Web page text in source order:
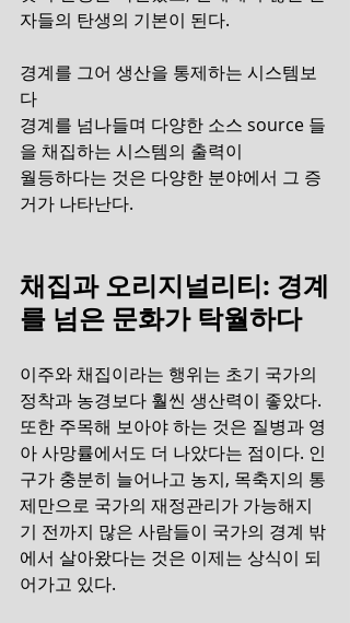
자들의 탄생의 기본이 된다.
경계를 그어 생산을 통제하는 시스템보
다
경계를 넘나들며 다양한 소스 source 들
을 채집하는 시스템의 출력이
월등하다는 것은 다양한 분야에서 그 증
거가 나타난다.
채집과 오리지널리티: 경계
를 넘은 문화가 탁월하다
이주와 채집이라는 행위는 초기 국가의
정착과 농경보다 훨씬 생산력이 좋았다.
또한 주목해 보아야 하는 것은 질병과 영
아 사망률에서도 더 나았다는 점이다. 인
구가 충분히 늘어나고 농지, 목축지의 통
제만으로 국가의 재정관리가 가능해지
기 전까지 많은 사람들이 국가의 경계 밖
에서 살아왔다는 것은 이제는 상식이 되
어가고 있다.